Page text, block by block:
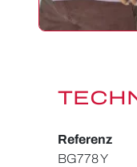
Referenz
BG778 Y